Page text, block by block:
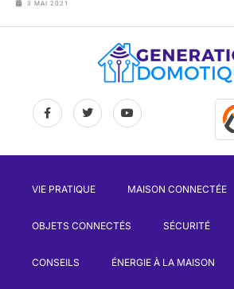
3 MAI 2021
VIE PRATIQUE MAISON CONNECTÉE
OBJETS CONNECTÉS SÉCURITÉ
CONSEILS ÉNERGIE À LA MAISON